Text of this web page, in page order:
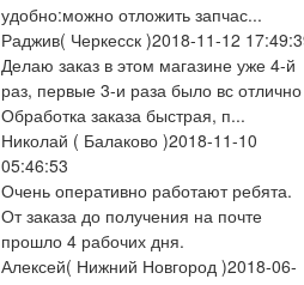
удобно:можно отложить запчас...
Раджив( Черкесск )2018-11-12
Делаю заказ в этом магазине уже 4-й
раз, первые 3-и раза было вс отлично
Обработка заказа быстрая, п...
Николай ( Балаково )2018-11-10
05:46:53
Очень оперативно работают ребята.
От заказа до получения на почте
прошло 4 рабочих дня.
Алексей( Нижний Новгород )2018-06-